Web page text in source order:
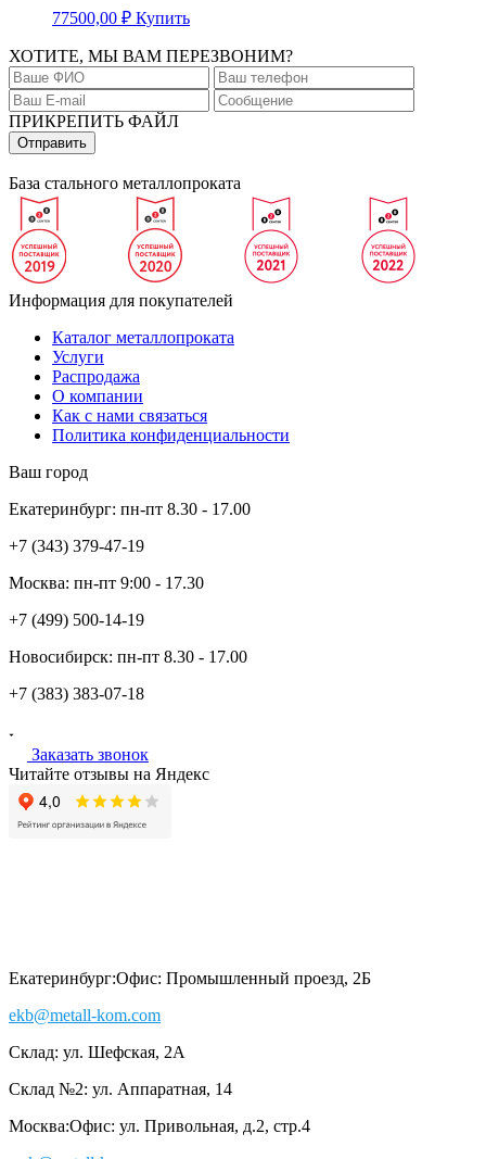
77500,00 ₽ Купить
ХОТИТЕ, МЫ ВАМ ПЕРЕЗВОНИМ?
ПРИКРЕПИТЬ ФАЙЛ
База стального металлопроката
Информация для покупателей
Каталог металлопроката
Услуги
Распродажа
О компании
Как с нами связаться
Политика конфиденциальности
Ваш город
Екатеринбург: пн-пт 8.30 - 17.00
+7 (343) 379-47-19
Москва: пн-пт 9:00 - 17.30
+7 (499) 500-14-19
Новосибирск: пн-пт 8.30 - 17.00
+7 (383) 383-07-18
Заказать звонок
Читайте отзывы на Яндекс
Екатеринбург:Офис: Промышленный проезд, 2Б
ekb@metall-kom.com
Склад: ул. Шефская, 2А
Склад №2: ул. Аппаратная, 14
Москва:Офис: ул. Привольная, д.2, стр.4